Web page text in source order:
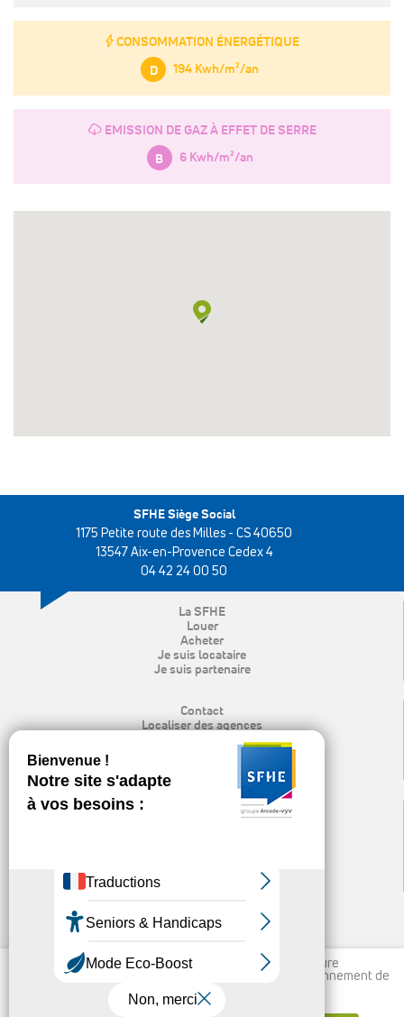
E CONSOMMATION ÉNERGÉTIQUE
D 194 Kwh/m²/an
g EMISSION DE GAZ À EFFET DE SERRE
B 6 Kwh/m²/an
SFHE Siège Social
1175 Petite route des Milles - CS 40650
13547 Aix-en-Provence Cedex 4
04 42 24 00 50
La SFHE
Louer
Acheter
Je suis locataire
Je suis partenaire
Contact
Localiser des agences
Espace presse & logo
Ligne d’alerte éthique
Nous utilisons des cookies pour vous garantir la meilleure
expérience sur notre site, permettre un meilleur fonctionnement de
vos outils et à des fins statistiques.